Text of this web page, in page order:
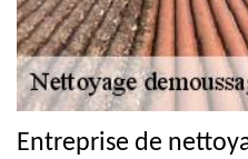
Entreprise de